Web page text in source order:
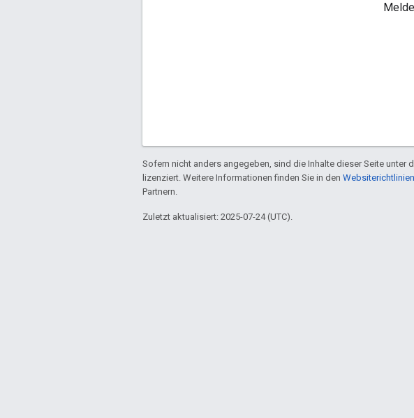
Sofern nicht anders angegeben, sind die Inhalte dieser Seite unter
lizenziert. Weitere Informationen finden Sie in den
Partnern.
Zuletzt aktualisiert: 2025-07-24 (UTC).